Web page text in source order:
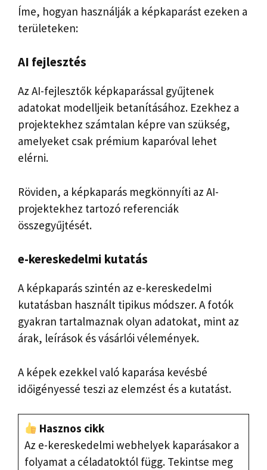
Íme, hogyan használják a képkaparást ezeken a
területeken:
AI fejlesztés
Az AI-fejlesztők képkaparással gyűjtenek
adatokat modelljeik betanításához. Ezekhez a
projektekhez számtalan képre van szükség,
amelyeket csak prémium kaparóval lehet
elérni.
Röviden, a képkaparás megkönnyíti az AI-
projektekhez tartozó referenciák
összegyűjtését.
e-kereskedelmi kutatás
A képkaparás szintén az e-kereskedelmi
kutatásban használt tipikus módszer. A fotók
gyakran tartalmaznak olyan adatokat, mint az
árak, leírások és vásárlói vélemények.
A képek ezekkel való kaparása kevésbé
időigényessé teszi az elemzést és a kutatást.
Hasznos cikk
Az e-kereskedelmi webhelyek kaparásakor a
folyamat a céladatoktól függ. Tekintse meg